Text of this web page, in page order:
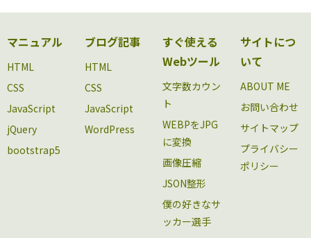
マニュアル
HTML
CSS
JavaScript
jQuery
bootstrap5
ブログ記事
HTML
CSS
JavaScript
WordPress
すぐ使える
Webツール
文字数カウン
ト
WEBPをJPG
に変換
画像圧縮
JSON整形
僕の好きなサ
ッカー選手
サイトにつ
いて
ABOUT ME
お問い合わせ
サイトマップ
プライバシー
ポリシー